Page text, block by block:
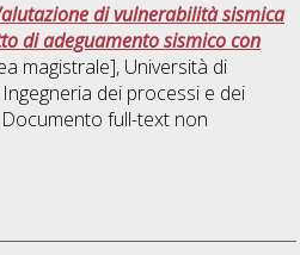
di vulnerabilità sismica
di adeguamento sismico con
magistrale], Università di
Ingegneria dei processi e dei
Documento full-text non